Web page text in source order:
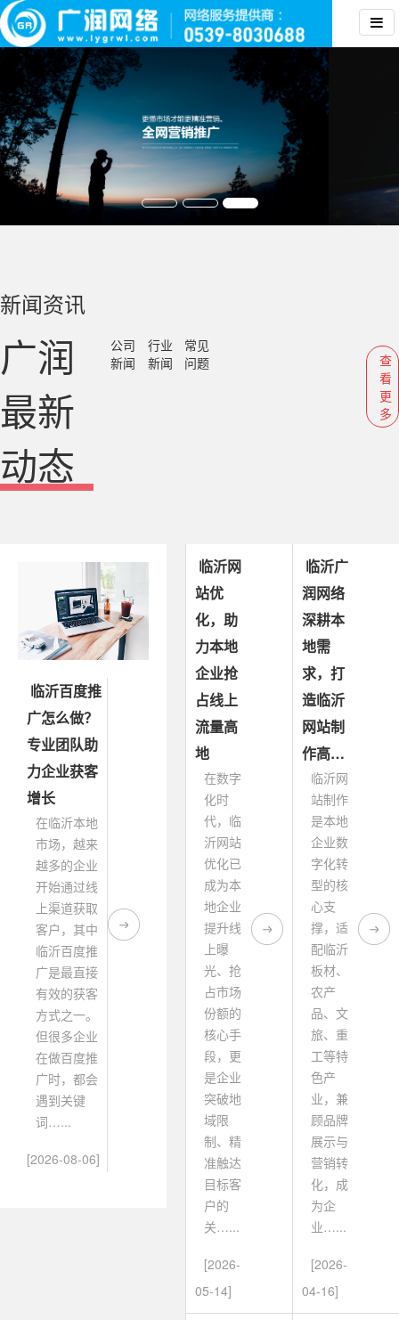
新闻资讯
广润
最新
动态
公司
新闻
行业
新闻
常见
问题
查
看
更
多
临沂百度推
广怎么做？
专业团队助
力企业获客
增长
在临沂本地
市场，越来
越多的企业
开始通过线
上渠道获取
客户，其中
临沂百度推
广是最直接
有效的获客
方式之一。
但很多企业
在做百度推
广时，都会
遇到关键
词…...
[2026-08-06]
临沂网
站优
化，助
力本地
企业抢
占线上
流量高
地
在数字
化时
代，临
沂网站
优化已
成为本
地企业
提升线
上曝
光、抢
占市场
份额的
核心手
段，更
是企业
突破地
域限
制、精
准触达
目标客
户的
关…...
[2026-
05-14]
临沂广
润网络
深耕本
地需
求，打
造临沂
网站制
作高…
临沂网
站制作
是本地
企业数
字化转
型的核
心支
撑，适
配临沂
板材、
农产
品、文
旅、重
工等特
色产
业，兼
顾品牌
展示与
营销转
化，成
为企
业…...
[2026-
04-16]